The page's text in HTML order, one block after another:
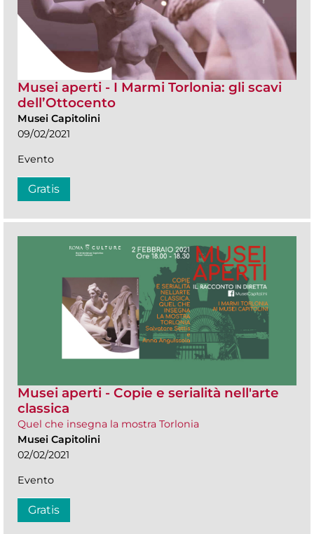
Musei aperti - I Marmi Torlonia: gli scavi
dell’Ottocento
Musei Capitolini
09/02/2021
Evento
Gratis
Musei aperti - Copie e serialità nell'arte
classica
Quel che insegna la mostra Torlonia
Musei Capitolini
02/02/2021
Evento
Gratis